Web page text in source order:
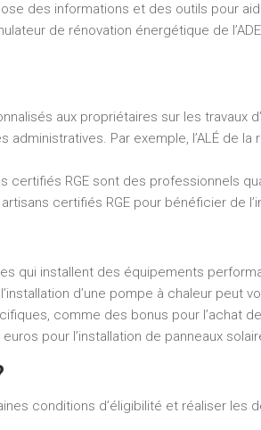
des informations et des outils pour
de rénovation énergétique de
aux propriétaires sur les travaux
Par exemple, l’ALÉ de
certifiés RGE sont des professionnels
certifiés RGE pour bénéficier de
qui installent des équipements
d’une pompe à chaleur peut
comme des bonus pour l’achat
pour l’installation de panneaux
conditions d’éligibilité et réaliser les